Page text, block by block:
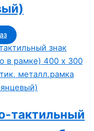
тактильный